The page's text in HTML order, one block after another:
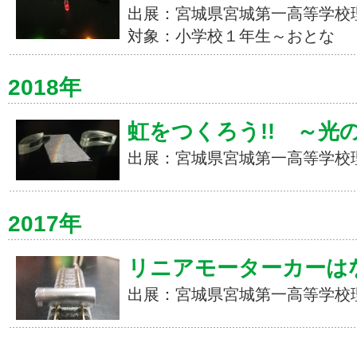
出展：宮城県宮城第一高等学校
対象：小学校１年生～おとな
2018年
虹をつくろう!! ～光
出展：宮城県宮城第一高等学校
2017年
リニアモーターカー
出展：宮城県宮城第一高等学校